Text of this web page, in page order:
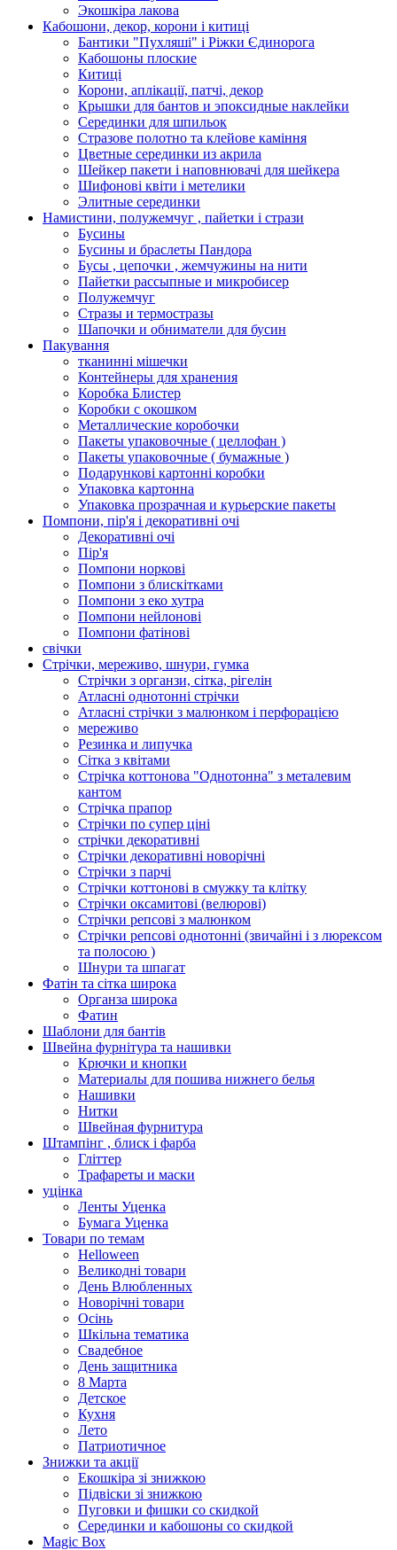
Экошкiра лакова
Кабошони, декор, корони і китиці
Бантики "Пухляші" і Ріжки Єдинорога
Кабошоны плоские
Китиці
Корони, аплікації, патчі, декор
Крышки для бантов и эпоксидные наклейки
Серединки для шпильок
Стразове полотно та клейове каміння
Цветные серединки из акрила
Шейкер пакети і наповнювачі для шейкера
Шифонові квіти і метелики
Элитные серединки
Намистини, полужемчуг , пайетки і стрази
Бусины
Бусины и браслеты Пандора
Бусы , цепочки , жемчужины на нити
Пайетки рассыпные и микробисер
Полужемчуг
Стразы и термостразы
Шапочки и обниматели для бусин
Пакування
тканинні мішечки
Контейнеры для хранения
Коробка Блистер
Коробки с окошком
Металлические коробочки
Пакеты упаковочные ( целлофан )
Пакеты упаковочные ( бумажные )
Подарункові картонні коробки
Упаковка картонна
Упаковка прозрачная и курьерские пакеты
Помпони, пір'я і декоративні очі
Декоративні очі
Пір'я
Помпони норкові
Помпони з блискітками
Помпони з еко хутра
Помпони нейлонові
Помпони фатінові
свічки
Стрічки, мереживо, шнури, гумка
Стрічки з органзи, сітка, рігелін
Атласні однотонні стрічки
Атласні стрічки з малюнком і перфорацією
мереживо
Резинка и липучка
Сітка з квітами
Стрічка коттонова "Однотонна" з металевим
кантом
Стрічка прапор
Стрічки по супер ціні
стрічки декоративні
Стрічки декоративні новорічні
Стрічки з парчі
Стрічки коттонові в смужку та клітку
Стрічки оксамитові (велюрові)
Стрічки репсові з малюнком
Стрічки репсові однотонні (звичайні і з люрексом
та полосою )
Шнури та шпагат
Фатін та сітка широка
Органза широка
Фатин
Шаблони для бантів
Швейна фурнітура та нашивки
Крючки и кнопки
Материалы для пошива нижнего белья
Нашивки
Нитки
Швейная фурнитура
Штампінг , блиск і фарба
Гліттер
Трафареты и маски
уцінка
Ленты Уценка
Бумага Уценка
Товари по темам
Helloween
Великодні товари
День Влюбленных
Новорічні товари
Осінь
Шкільна тематика
Свадебное
День защитника
8 Марта
Детское
Кухня
Лето
Патриотичное
Знижки та акції
Екошкіра зі знижкою
Підвіски зі знижкою
Пуговки и фишки со скидкой
Серединки и кабошоны со скидкой
Magic Box